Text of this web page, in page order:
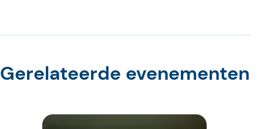
Gerelateerde evenementen